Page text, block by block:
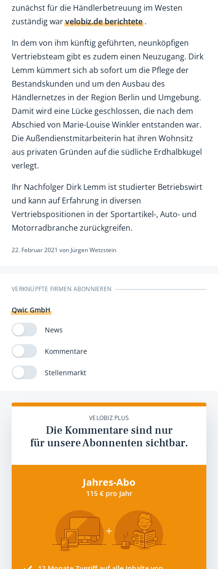
zunächst für die Händlerbetreuung im Westen
zuständig warvelobiz.de berichtete.
In dem von ihm künftig geführten, neunköpfigen
Vertriebsteam gibt es zudem einen Neuzugang. Dirk
Lemm kümmert sich ab sofort um die Pflege der
Bestandskunden und um den Ausbau des
Händlernetzes in der Region Berlin und Umgebung.
Damit wird eine Lücke geschlossen, die nach dem
Abschied von Marie-Louise Winkler entstanden war.
Die Außendienstmitarbeiterin hat ihren Wohnsitz
aus privaten Gründen auf die südliche Erdhalbkugel
verlegt.
Ihr Nachfolger Dirk Lemm ist studierter Betriebswirt
und kann auf Erfahrung in diversen
Vertriebspositionen in der Sportartikel-, Auto- und
Motorradbranche zurückgreifen.
22. Februar 2021 von Jürgen Wetzstein
VERKNÜPFTE FIRMEN ABONNIEREN
Qwic GmbH
News
Kommentare
Stellenmarkt
VELOBIZ PLUS
Die Kommentare sind nur
für unsere Abonnenten sichtbar.
Jahres-Abo
115 € pro Jahr